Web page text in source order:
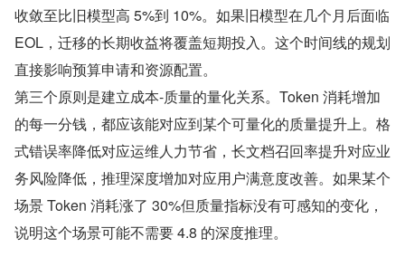
收敛至比旧模型高 5%到 10%。如果旧模型在几个月后面临
EOL，迁移的长期收益将覆盖短期投入。这个时间线的规划
直接影响预算申请和资源配置。
第三个原则是建立成本-质量的量化关系。Token 消耗增加
的每一分钱，都应该能对应到某个可量化的质量提升上。格
式错误率降低对应运维人力节省，长文档召回率提升对应业
务风险降低，推理深度增加对应用户满意度改善。如果某个
场景 Token 消耗涨了 30%但质量指标没有可感知的变化，
说明这个场景可能不需要 4.8 的深度推理。